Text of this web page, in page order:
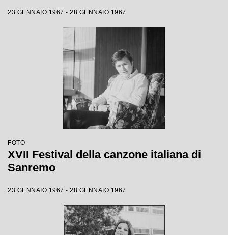
23 GENNAIO 1967 - 28 GENNAIO 1967
FOTO
XVII Festival della canzone italiana di
Sanremo
23 GENNAIO 1967 - 28 GENNAIO 1967